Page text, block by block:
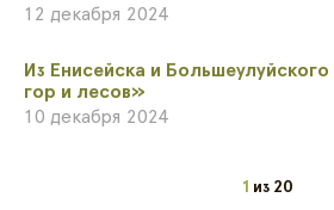
12 декабря 2024
Из Енисейска и
гор и лесов»
10 декабря 2024
1 из 20